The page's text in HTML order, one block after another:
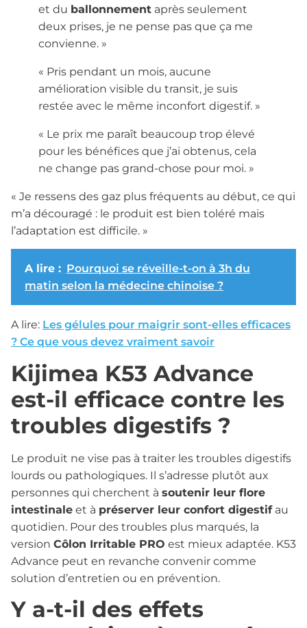
et du ballonnement après seulement
deux prises, je ne pense pas que ça me
convienne. »
« Pris pendant un mois, aucune
amélioration visible du transit, je suis
restée avec le même inconfort digestif. »
« Le prix me paraît beaucoup trop élevé
pour les bénéfices que j’ai obtenus, cela
ne change pas grand-chose pour moi. »
« Je ressens des gaz plus fréquents au début, ce qui
m’a découragé : le produit est bien toléré mais
l’adaptation est difficile. »
A lire : Pourquoi se réveille-t-on à 3h du
matin selon la médecine chinoise ?
A lire: Les gélules pour maigrir sont-elles efficaces
? Ce que vous devez vraiment savoir
Kijimea K53 Advance
est-il efficace contre les
troubles digestifs ?
Le produit ne vise pas à traiter les troubles digestifs
lourds ou pathologiques. Il s’adresse plutôt aux
personnes qui cherchent à soutenir leur flore
intestinale et à préserver leur confort digestifau
quotidien. Pour des troubles plus marqués, la
version Côlon Irritable PRO est mieux adaptée. K53
Advance peut en revanche convenir comme
solution d’entretien ou en prévention.
Y a-t-il des effets